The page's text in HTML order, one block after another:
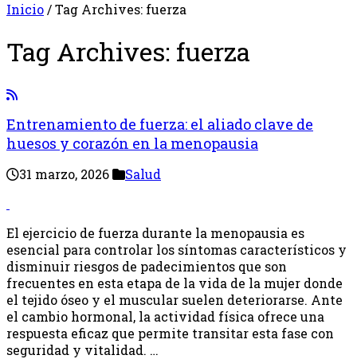
Inicio/Tag Archives: fuerza
Tag Archives: fuerza
Entrenamiento de fuerza: el aliado clave de
huesos y corazón en la menopausia
31 marzo, 2026 Salud
El ejercicio de fuerza durante la menopausia es
esencial para controlar los síntomas característicos y
disminuir riesgos de padecimientos que son
frecuentes en esta etapa de la vida de la mujer donde
el tejido óseo y el muscular suelen deteriorarse. Ante
el cambio hormonal, la actividad física ofrece una
respuesta eficaz que permite transitar esta fase con
seguridad y vitalidad. …